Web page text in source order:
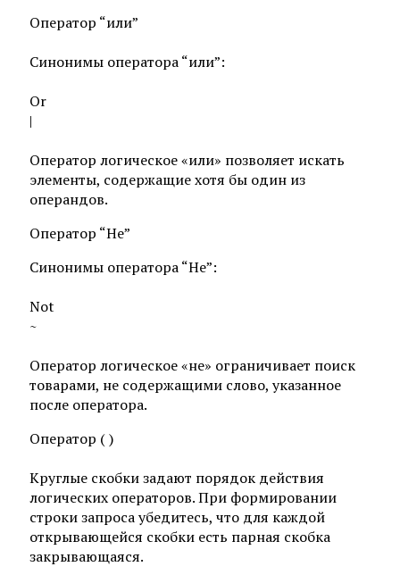
Оператор “или”
Синонимы оператора “или”:
Or
|
Оператор логическое «или» позволяет искать
элементы, содержащие хотя бы один из
операндов.
Оператор “Не”
Синонимы оператора “Не”:
Not
~
Оператор логическое «не» ограничивает поиск
товарами, не содержащими слово, указанное
после оператора.
Оператор ( )
Круглые скобки задают порядок действия
логических операторов. При формировании
строки запроса убедитесь, что для каждой
открывающейся скобки есть парная скобка
закрывающаяся.